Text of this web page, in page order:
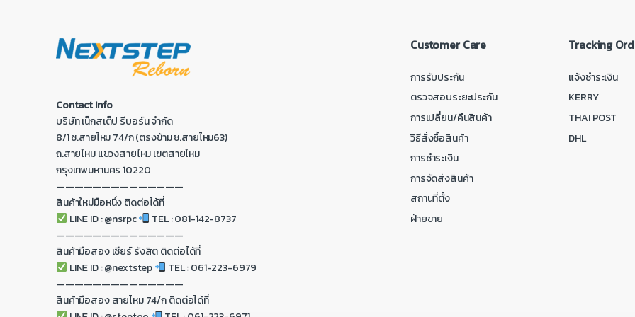
Contact Info
บริษัท เน็กสเต็ป รีบอร์น จำกัด
8/1 ซ.สายไหม 74/ก (ตรงข้าม ซ.สายไหม63)
ถ.สายไหม แขวงสายไหม เขตสายไหม
กรุงเทพมหานคร 10220
——————————————
สินค้าใหม่มือหนึ่ง ติดต่อได้ที่
LINE ID : @nsrpc
TEL : 081-142-8737
——————————————
สินค้ามือสอง เซียร์ รังสิต ติดต่อได้ที่
LINE ID : @nextstep
TEL : 061-223-6979
——————————————
สินค้ามือสอง สายไหม 74/ก ติดต่อได้ที่
Customer Care
การรับประกัน
ตรวจสอบระยะประกัน
การเปลี่ยน/คืนสินค้า
วิธีสั่งซื้อสินค้า
การชำระเงิน
การจัดส่งสินค้า
สถานที่ตั้ง
ฝ่ายขาย
Tracking
แจ้งชำระเงิน
KERRY
THAI POST
DHL